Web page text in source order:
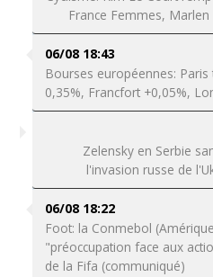
France Femmes,
06/08 18:43
Bourses européennes:
0,35%, Francfort +0,05%,
Zelensky en Serbie
l'invasion russe de
06/08 18:22
Foot: la Conmebol
"préoccupation face aux
de la Fifa (communiqué)